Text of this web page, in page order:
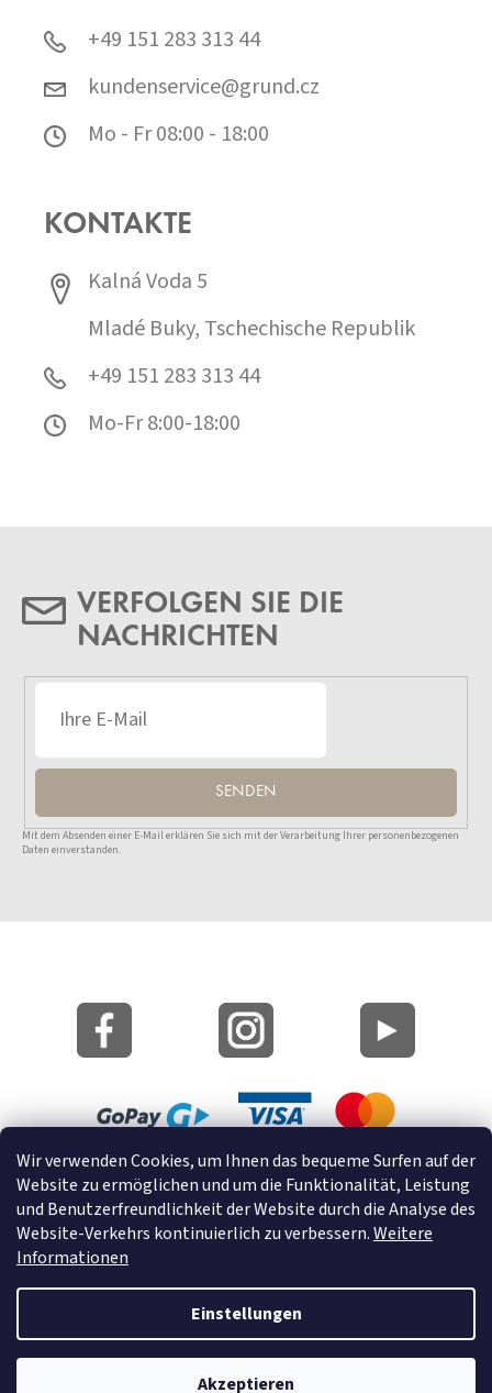
Wir verwenden Cookies, um Ihnen das bequeme Surfen auf der
Website zu ermöglichen und um die Funktionalität, Leistung
und Benutzerfreundlichkeit der Website durch die Analyse des
Website-Verkehrs kontinuierlich zu verbessern.Weitere
Informationen
Einstellungen
Akzeptieren
+49 151 283 313 44
kundenservice@grund.cz
Mo - Fr 08:00 - 18:00
KONTAKTE
Kalná Voda 5
Mladé Buky, Tschechische Republik
+49 151 283 313 44
Mo-Fr 8:00-18:00
VERFOLGEN SIE DIE
NACHRICHTEN
SENDEN
Mit dem Absenden einer E-Mail erklären Sie sich mit der Verarbeitung Ihrer personenbezogenen
Daten einverstanden.
Lageplan
Cookies
Erstellt von Shoptet